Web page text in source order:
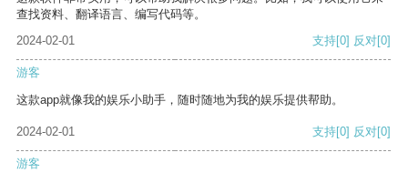
查找资料、翻译语言、编写代码等。
2024-02-01
支持[0] 反对[0]
游客
这款app就像我的娱乐小助手，随时随地为我的娱乐提供帮助。
2024-02-01 支持[0] 反对[0]
游客